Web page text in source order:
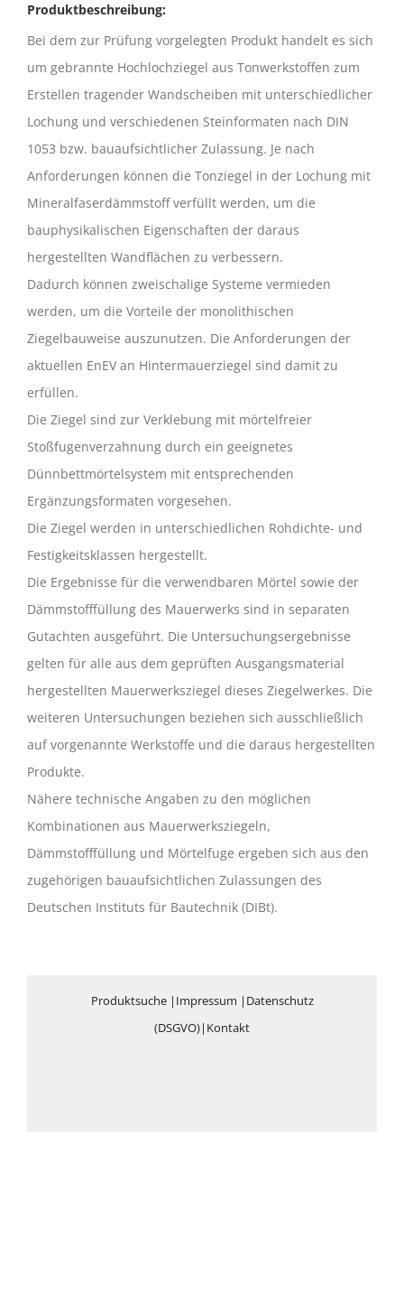
Produktbeschreibung:
Bei dem zur Prüfung vorgelegten Produkt handelt es sich
um gebrannte Hochlochziegel aus Tonwerkstoffen zum
Erstellen tragender Wandscheiben mit unterschiedlicher
Lochung und verschiedenen Steinformaten nach DIN
1053 bzw. bauaufsichtlicher Zulassung. Je nach
Anforderungen können die Tonziegel in der Lochung mit
Mineralfaserdämmstoff verfüllt werden, um die
bauphysikalischen Eigenschaften der daraus
hergestellten Wandflächen zu verbessern.
Dadurch können zweischalige Systeme vermieden
werden, um die Vorteile der monolithischen
Ziegelbauweise auszunutzen. Die Anforderungen der
aktuellen EnEV an Hintermauerziegel sind damit zu
erfüllen.
Die Ziegel sind zur Verklebung mit mörtelfreier
Stoßfugenverzahnung durch ein geeignetes
Dünnbettmörtelsystem mit entsprechenden
Ergänzungsformaten vorgesehen.
Die Ziegel werden in unterschiedlichen Rohdichte- und
Festigkeitsklassen hergestellt.
Die Ergebnisse für die verwendbaren Mörtel sowie der
Dämmstofffüllung des Mauerwerks sind in separaten
Gutachten ausgeführt. Die Untersuchungsergebnisse
gelten für alle aus dem geprüften Ausgangsmaterial
hergestellten Mauerwerksziegel dieses Ziegelwerkes. Die
weiteren Untersuchungen beziehen sich ausschließlich
auf vorgenannte Werkstoffe und die daraus hergestellten
Produkte.
Nähere technische Angaben zu den möglichen
Kombinationen aus Mauerwerksziegeln,
Dämmstofffüllung und Mörtelfuge ergeben sich aus den
zugehörigen bauaufsichtlichen Zulassungen des
Deutschen Instituts für Bautechnik (DIBt).
Produktsuche| Impressum | Datenschutz
(DSGVO)| Kontakt